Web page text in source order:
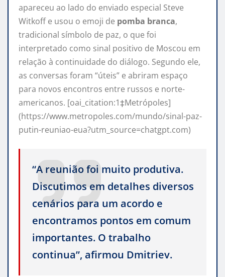
apareceu ao lado do enviado especial Steve
Witkoff e usou o emoji de pomba branca,
tradicional símbolo de paz, o que foi
interpretado como sinal positivo de Moscou em
relação à continuidade do diálogo. Segundo ele,
as conversas foram “úteis” e abriram espaço
para novos encontros entre russos e norte-
americanos. [oai_citation:1‡Metrópoles]
(https://www.metropoles.com/mundo/sinal-paz-
putin-reuniao-eua?utm_source=chatgpt.com)
“A reunião foi muito produtiva.
Discutimos em detalhes diversos
cenários para um acordo e
encontramos pontos em comum
importantes. O trabalho
continua”, afirmou Dmitriev.